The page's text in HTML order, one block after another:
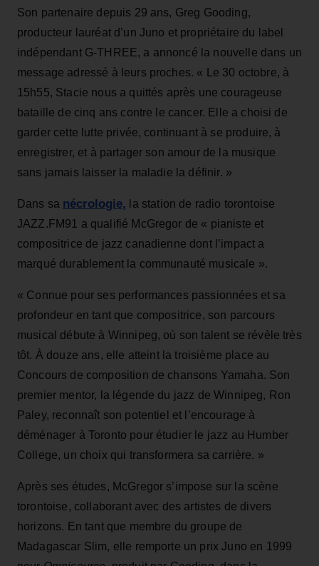
Son partenaire depuis 29 ans, Greg Gooding,
producteur lauréat d’un Juno et propriétaire du label
indépendant G-THREE, a annoncé la nouvelle dans un
message adressé à leurs proches. « Le 30 octobre, à
15h55, Stacie nous a quittés après une courageuse
bataille de cinq ans contre le cancer. Elle a choisi de
garder cette lutte privée, continuant à se produire, à
enregistrer, et à partager son amour de la musique
sans jamais laisser la maladie la définir. »
Dans sa nécrologie, la station de radio torontoise
JAZZ.FM91 a qualifié McGregor de « pianiste et
compositrice de jazz canadienne dont l’impact a
marqué durablement la communauté musicale ».
« Connue pour ses performances passionnées et sa
profondeur en tant que compositrice, son parcours
musical débute à Winnipeg, où son talent se révèle très
tôt. À douze ans, elle atteint la troisième place au
Concours de composition de chansons Yamaha. Son
premier mentor, la légende du jazz de Winnipeg, Ron
Paley, reconnaît son potentiel et l’encourage à
déménager à Toronto pour étudier le jazz au Humber
College, un choix qui transformera sa carrière. »
Après ses études, McGregor s’impose sur la scène
torontoise, collaborant avec des artistes de divers
horizons. En tant que membre du groupe de
Madagascar Slim, elle remporte un prix Juno en 1999